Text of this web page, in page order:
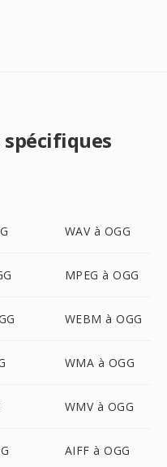
WAV à OGG
MPEG à OGG
WEBM à OGG
WMA à OGG
WMV à OGG
AIFF à OGG